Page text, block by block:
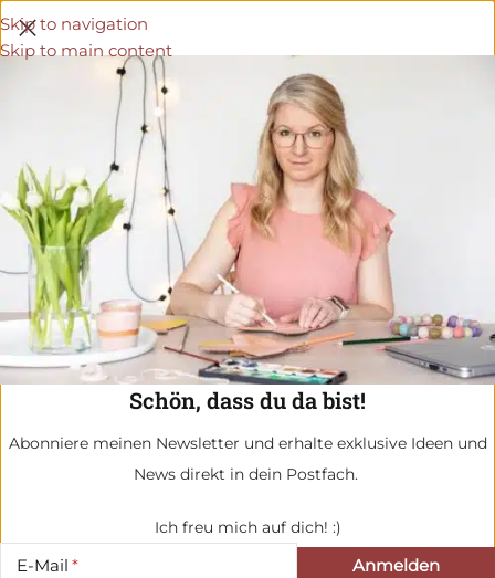
Schön, dass du da bist!
Abonniere meinen Newsletter und erhalte exklusive Ideen und
News direkt in dein Postfach.
Ich freu mich auf dich! :)
E-Mail
Skip to navigation
Skip to main content